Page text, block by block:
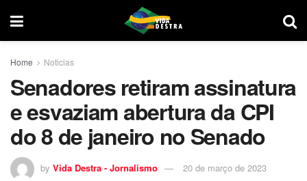
Home Noticias
Senadores retiram assinatura
e esvaziam abertura da CPI
do 8 de janeiro no Senado
by Vida Destra - Jornalismo 20 de março de 2023